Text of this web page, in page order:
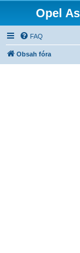
Opel
FAQ
Obsah fóra